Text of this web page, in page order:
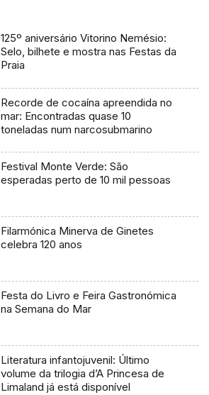
125º aniversário Vitorino Nemésio:
Selo, bilhete e mostra nas Festas da
Praia
Recorde de cocaína apreendida no
mar: Encontradas quase 10
toneladas num narcosubmarino
Festival Monte Verde: São
esperadas perto de 10 mil pessoas
Filarmónica Minerva de Ginetes
celebra 120 anos
Festa do Livro e Feira Gastronómica
na Semana do Mar
Literatura infantojuvenil: Último
volume da trilogia d’A Princesa de
Limaland já está disponível